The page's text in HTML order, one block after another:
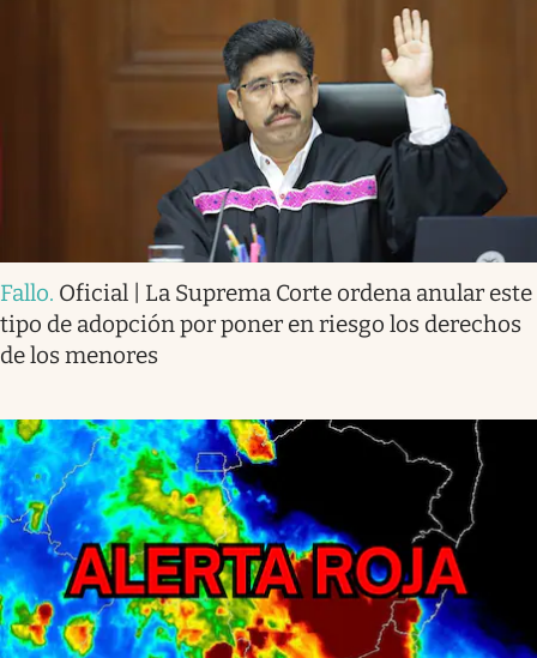
Fallo. Oficial | La Suprema Corte ordena anular este
tipo de adopción por poner en riesgo los derechos
de los menores